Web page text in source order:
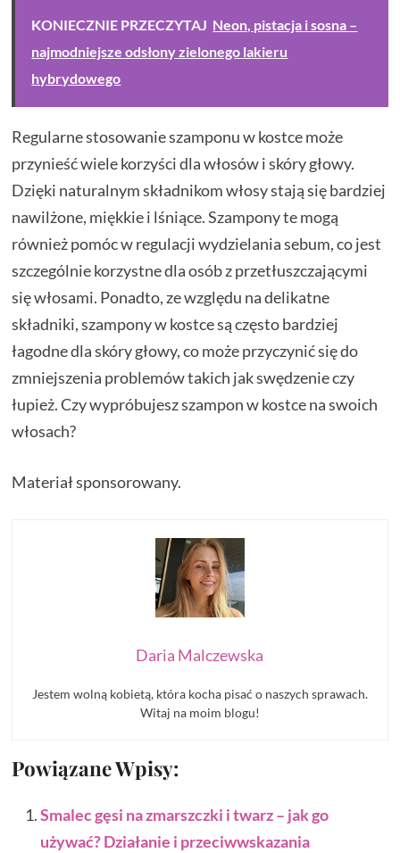
KONIECZNIE PRZECZYTAJ Neon, pistacja i sosna –
najmodniejsze odsłony zielonego lakieru
hybrydowego
Regularne stosowanie szamponu w kostce może
przynieść wiele korzyści dla włosów i skóry głowy.
Dzięki naturalnym składnikom włosy stają się bardziej
nawilżone, miękkie i lśniące. Szampony te mogą
również pomóc w regulacji wydzielania sebum, co jest
szczególnie korzystne dla osób z przetłuszczającymi
się włosami. Ponadto, ze względu na delikatne
składniki, szampony w kostce są często bardziej
łagodne dla skóry głowy, co może przyczynić się do
zmniejszenia problemów takich jak swędzenie czy
łupież. Czy wypróbujesz szampon w kostce na swoich
włosach?
Materiał sponsorowany.
Daria Malczewska
Jestem wolną kobietą, która kocha pisać o naszych sprawach.
Witaj na moim blogu!
Powiązane Wpisy:
Smalec gęsi na zmarszczki i twarz – jak go
używać? Działanie i przeciwwskazania